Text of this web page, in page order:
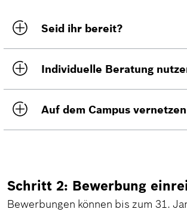
Seid ihr bereit?
Individuelle Beratung
Auf dem Campus
Schritt 2: Bewerbung
Bewerbungen können bis zum 31.